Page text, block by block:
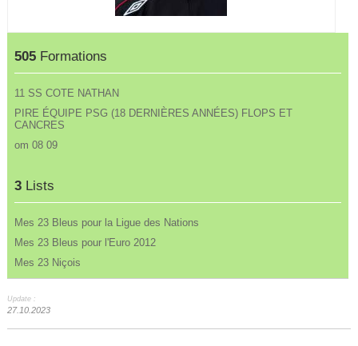
505 Formations
11 SS COTE NATHAN
PIRE ÉQUIPE PSG (18 DERNIÈRES ANNÉES) FLOPS ET
CANCRES
om 08 09
3 Lists
Mes 23 Bleus pour la Ligue des Nations
Mes 23 Bleus pour l'Euro 2012
Mes 23 Niçois
Update :
27.10.2023